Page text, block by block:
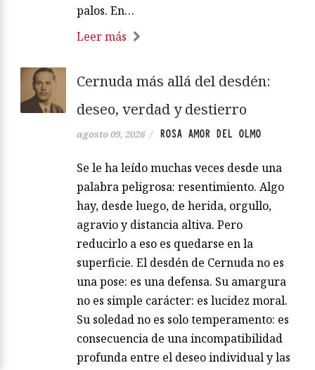
palos. En…
Leer más
Cernuda más allá del desdén:
deseo, verdad y destierro
agosto 09, 2026 / ROSA AMOR DEL OLMO
Se le ha leído muchas veces desde una
palabra peligrosa: resentimiento. Algo
hay, desde luego, de herida, orgullo,
agravio y distancia altiva. Pero
reducirlo a eso es quedarse en la
superficie. El desdén de Cernuda no es
una pose: es una defensa. Su amargura
no es simple carácter: es lucidez moral.
Su soledad no es solo temperamento: es
consecuencia de una incompatibilidad
profunda entre el deseo individual y las